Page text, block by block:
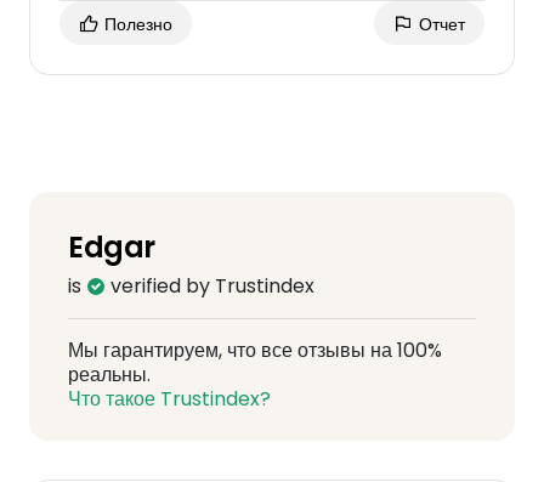
Полезно Отчет
Edgar
is verified by Trustindex
Мы гарантируем, что все отзывы на 100%
реальны.
Что такое Trustindex?